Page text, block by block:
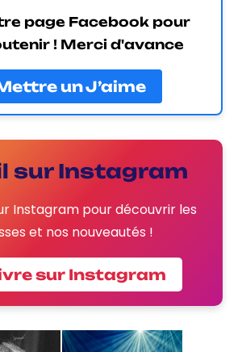
page Facebook pour
! Merci d'avance
un J’aime
sur Instagram
Instagram pour découvrir les
et nos nouveautés !
sur Instagram